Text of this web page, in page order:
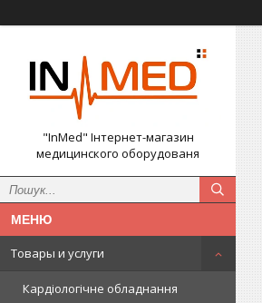
"InMed" Інтернет-магазин
медицинского оборудованя
Товары и услуги
Кардіологічне обладнання